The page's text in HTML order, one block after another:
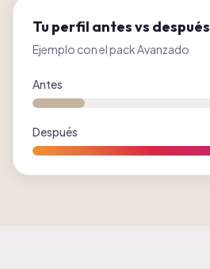
Tu perfil antes vs después
Ejemplo con el pack Avanzado
Antes
Después